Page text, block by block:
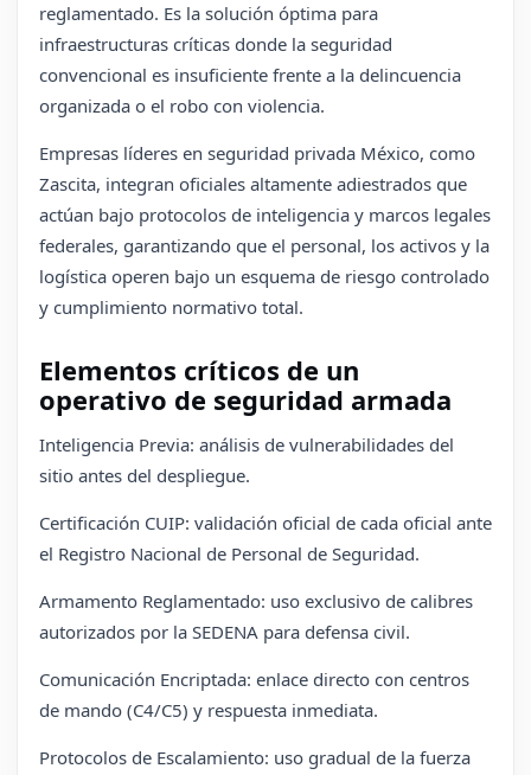
reglamentado. Es la solución óptima para
infraestructuras críticas donde la seguridad
convencional es insuficiente frente a la delincuencia
organizada o el robo con violencia.
Empresas líderes en seguridad privada México, como
Zascita, integran oficiales altamente adiestrados que
actúan bajo protocolos de inteligencia y marcos legales
federales, garantizando que el personal, los activos y la
logística operen bajo un esquema de riesgo controlado
y cumplimiento normativo total.
Elementos críticos de un
operativo de seguridad armada
Inteligencia Previa: análisis de vulnerabilidades del
sitio antes del despliegue.
Certificación CUIP: validación oficial de cada oficial ante
el Registro Nacional de Personal de Seguridad.
Armamento Reglamentado: uso exclusivo de calibres
autorizados por la SEDENA para defensa civil.
Comunicación Encriptada: enlace directo con centros
de mando (C4/C5) y respuesta inmediata.
Protocolos de Escalamiento: uso gradual de la fuerza